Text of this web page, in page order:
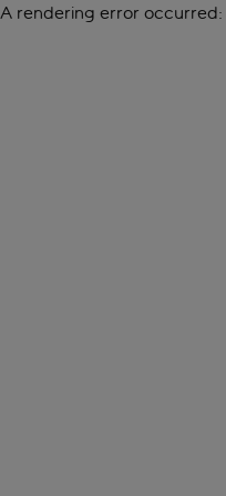
A rendering error occurred: